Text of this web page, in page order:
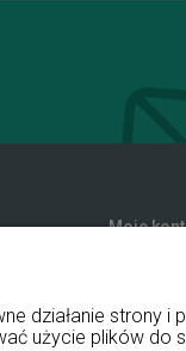
Moje
działanie
użycie plików do